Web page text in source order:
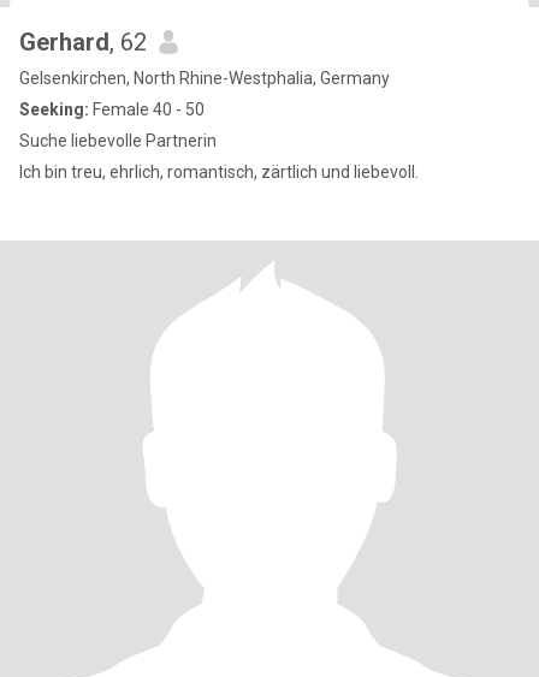
Gerhard, 62
Gelsenkirchen, North Rhine-Westphalia, Germany
Seeking: Female 40 - 50
Suche liebevolle Partnerin
Ich bin treu, ehrlich, romantisch, zärtlich und liebevoll.